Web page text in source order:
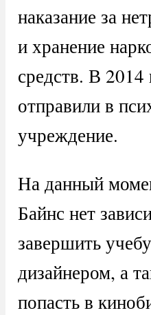
наказание за
и хранение
средств. В 2014
отправили в
учреждение.
На данный
Байнс нет
завершить
дизайнером, а
попасть в